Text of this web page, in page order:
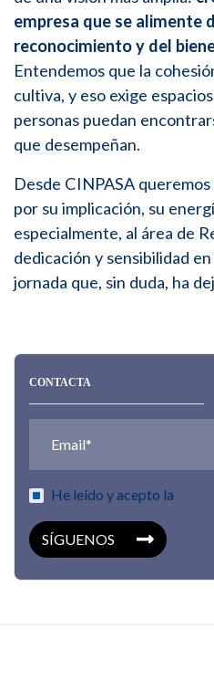
empresa que se alimente
reconocimiento y del
Entendemos que la
cultiva, y eso exige
personas puedan
que desempeñan.
Desde CINPASA
por su implicación, su
especialmente, al área de
dedicación y sensibilidad
jornada que, sin duda, ha
CONTACTA
He leído y acepto la
SÍGUENOS